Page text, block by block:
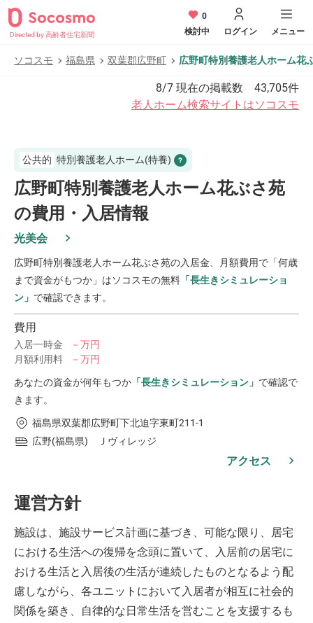
Directed by 高齢者住宅新聞
0
検討中
ログイン メニュー
ソコスモ 福島県 双葉郡広野町 広野町特別養護老人ホーム花
8/7 現在の掲載数 43,705件
老人ホーム検索サイトはソコスモ
公共的 特別養護老人ホーム(特養)
広野町特別養護老人ホーム花ぶさ苑
の費用・入居情報
光美会
広野町特別養護老人ホーム花ぶさ苑の入居金、月額費用で「何歳
まで資金がもつか」はソコスモの無料 「長生きシミュレーショ
ン」 で確認できます。
費用
入居一時金
－万円
月額利用料
－万円
あなたの資金が何年もつか 「長生きシミュレーション」 で確認で
きます。
福島県双葉郡広野町下北迫字東町211-1
広野(福島県) Ｊヴィレッジ
アクセス
運営方針
施設は、施設サービス計画に基づき、可能な限り、居宅
における生活への復帰を念頭に置いて、入居前の居宅に
おける生活と入居後の生活が連続したものとなるよう配
慮しながら、各ユニットにおいて入居者が相互に社会的
関係を築き、自律的な日常生活を営むことを支援するも